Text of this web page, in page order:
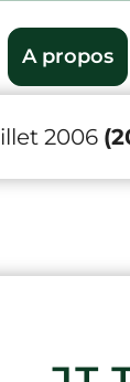
A propos
2006